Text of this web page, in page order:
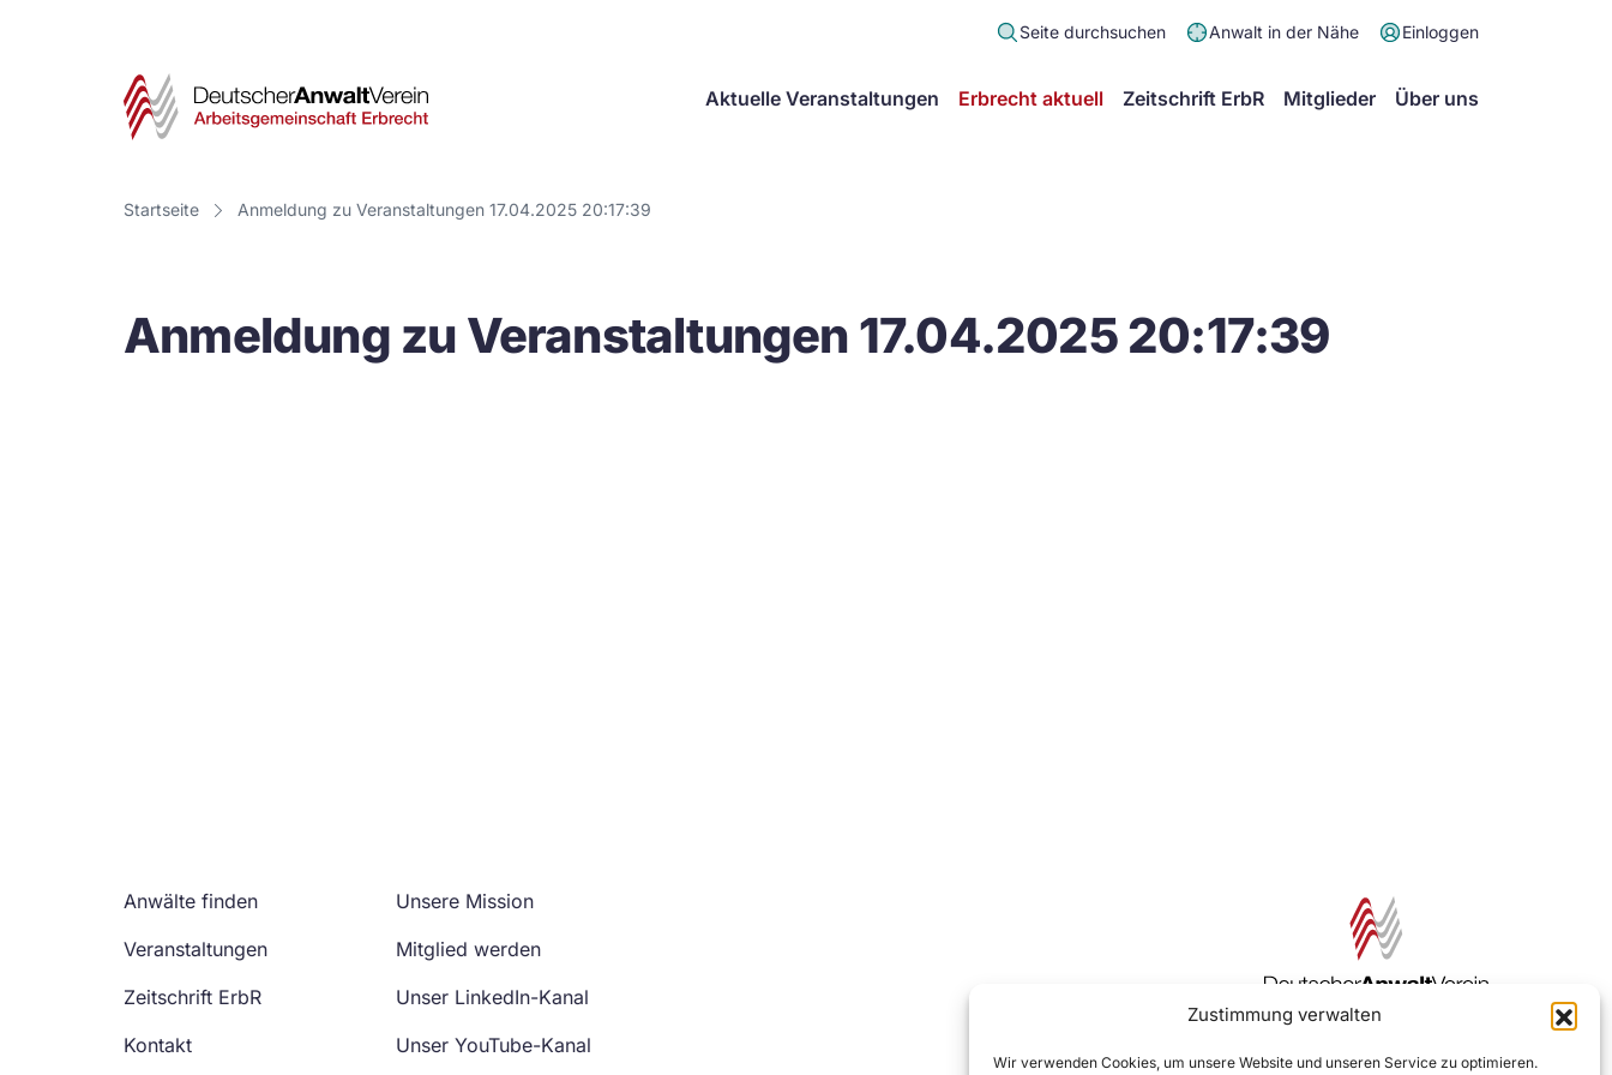
Zustimmung verwalten
Wir verwenden Cookies, um unsere Website und unseren Service zu optimieren.
Seite durchsuchen Anwalt in der Nähe Einloggen
Deutscher
Verein
Arbeitsgemeinschaft
Aktuelle Veranstaltungen Erbrecht aktuell Zeitschrift ErbR Mitglieder Über uns
Startseite Anmeldung zu Veranstaltungen 17.04.2025 20:17:39
Anmeldung zu Veranstaltungen 17.04.2025 20:17:39
Anwälte finden
Veranstaltungen
Zeitschrift ErbR
Kontakt
Unsere Mission
Mitglied werden
Unser LinkedIn-Kanal
Unser YouTube-Kanal
Zur DAV Webseite